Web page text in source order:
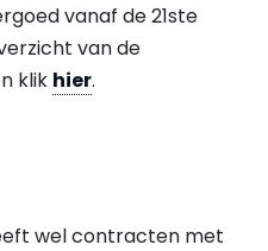
vanaf de 21ste
van de
klik hier.
wel contracten met